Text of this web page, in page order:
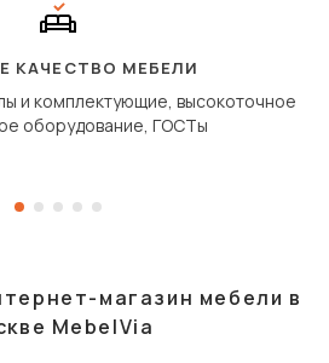
дугообразной
КАЧЕСТВО МЕБЕЛИ
и комплектующие, высокоточное
оборудование, ГОСТы
магазин мебели в
MebelVia